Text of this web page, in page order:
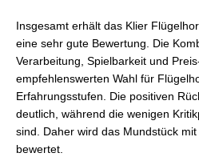
Insgesamt erhält das Klier
eine sehr gute Bewertung. Die
Verarbeitung, Spielbarkeit und
empfehlenswerten Wahl für
Erfahrungsstufen. Die positiven
deutlich, während die wenigen
sind. Daher wird das Mundstück
bewertet.